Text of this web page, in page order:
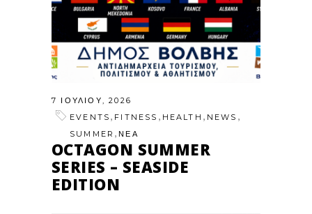
7 ΙΟΥΛΊΟΥ, 2026
EVENTS , FITNESS , HEALTH , NEWS ,
SUMMER ,ΝΕΑ
OCTAGON SUMMER
SERIES – SEASIDE
EDITION